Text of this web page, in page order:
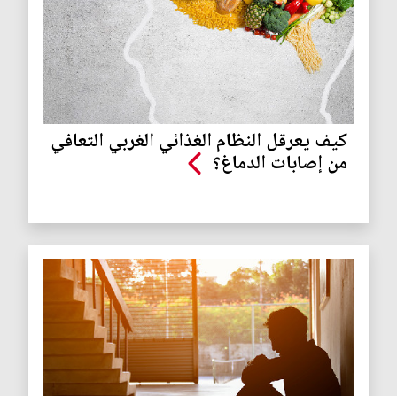
كيف يعرقل النظام الغذائي الغربي التعافي
من إصابات الدماغ؟